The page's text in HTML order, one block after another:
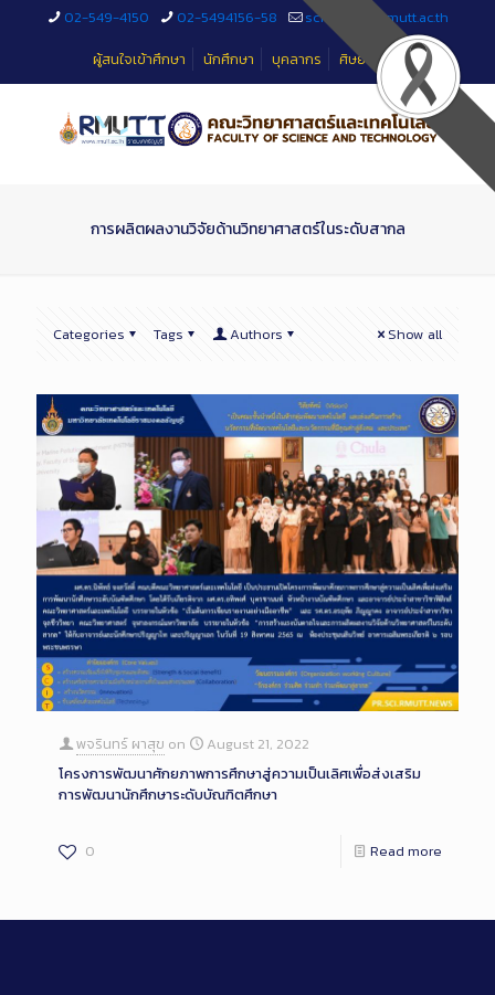
02-549-4150 02-5494156-58
sciteched@rmutt.ac.th
ผู้สนใจเข้าศึกษา
นักศึกษา บุคลากร ศิษย์เก่า
การผลิตผลงานวิจัยด้านวิทยาศาสตร์ในระดับสากล
Categories Tags Authors Show all
พจรินทร์ ผาสุข on
August 21, 2022
โครงการพัฒนาศักยภาพการศึกษาสู่ความเป็นเลิศเพื่อส่งเสริม
การพัฒนานักศึกษาระดับบัณฑิตศึกษา
0 Read more